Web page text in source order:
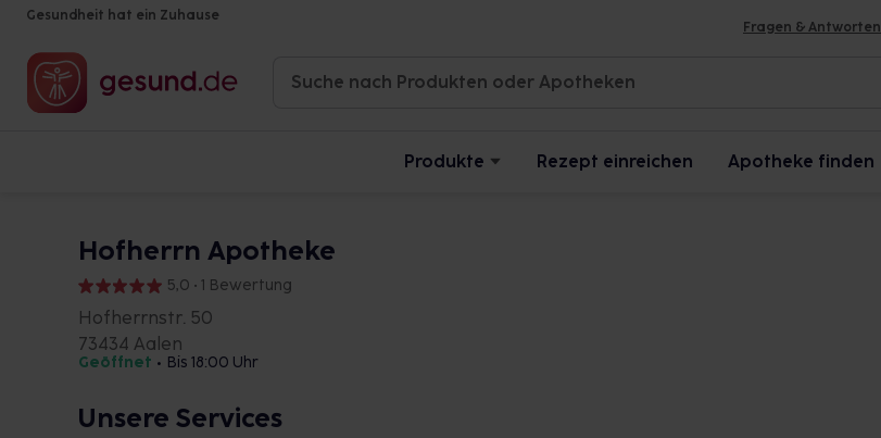
Gesundheit hat ein Zuhause
Fragen & Antworten
Produkte Rezept einreichen Apotheke finden
Hofherrn Apotheke
5,0 • 1 Bewertung
Hofherrnstr. 50
73434 Aalen
Geöffnet • Bis 18:00 Uhr
Unsere Services